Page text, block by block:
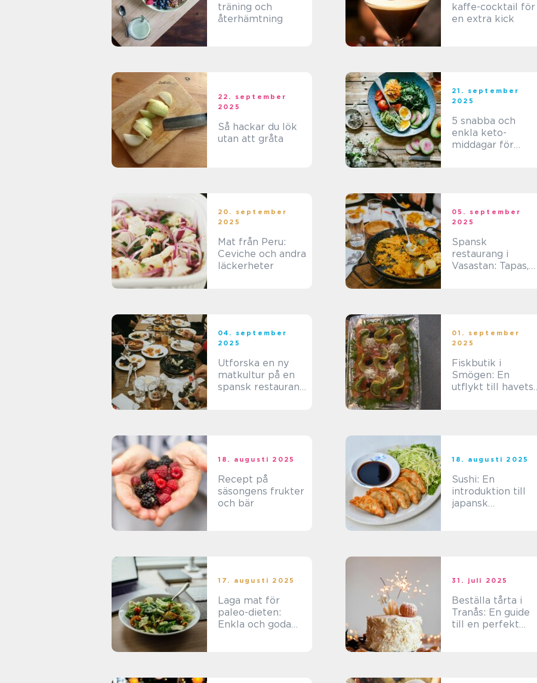
träning och
återhämtning
kaffe-cocktail för
en extra kick
22. september
2025
Så hackar du lök
utan att gråta
21. september
2025
5 snabba och
enkla keto-
middagar för
20. september
2025
Mat från Peru:
Ceviche och andra
läckerheter
05. september
2025
Spansk
restaurang i
Vasastan: Tapas,
04. september
2025
Utforska en ny
matkultur på en
spansk restaurang
01. september
2025
Fiskbutik i
Smögen: En
utflykt till havets
18. augusti 2025
Recept på
säsongens frukter
och bär
18. augusti 2025
Sushi: En
introduktion till
japansk
17. augusti 2025
Laga mat för
paleo-dieten:
Enkla och goda
31. juli 2025
Beställa tårta i
Tranås: En guide
till en perfekt